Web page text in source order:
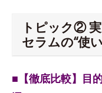
トピック②
セラムの“使
■【徹底比較】目